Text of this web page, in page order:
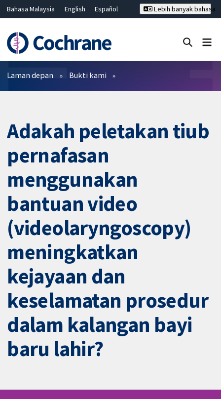
Bahasa Malaysia English
Español
Hrvatski
Deutsch ไทย
繁體中文
简体中文
Lebih banyak bahasa
Penapis
Laman depan Bukti kami
Adakah peletakan tiub
pernafasan
menggunakan
bantuan video
(videolaryngoscopy)
meningkatkan
kejayaan dan
keselamatan prosedur
dalam kalangan bayi
baru lahir?